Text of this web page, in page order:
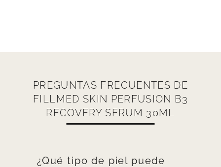
PREGUNTAS FRECUENTES DE
FILLMED SKIN PERFUSION B3
RECOVERY SERUM 30ML
¿Qué tipo de piel puede